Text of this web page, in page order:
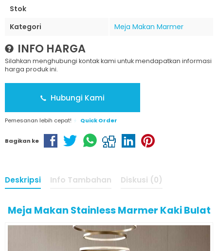
Stok
Kategori
Meja Makan Marmer
INFO HARGA
Silahkan menghubungi kontak kami untuk mendapatkan informasi
harga produk ini.
Hubungi Kami
Pemesanan lebih cepat! Quick Order
Bagikan ke
Deskripsi Info Tambahan Diskusi (0)
Meja Makan Stainless Marmer Kaki Bulat